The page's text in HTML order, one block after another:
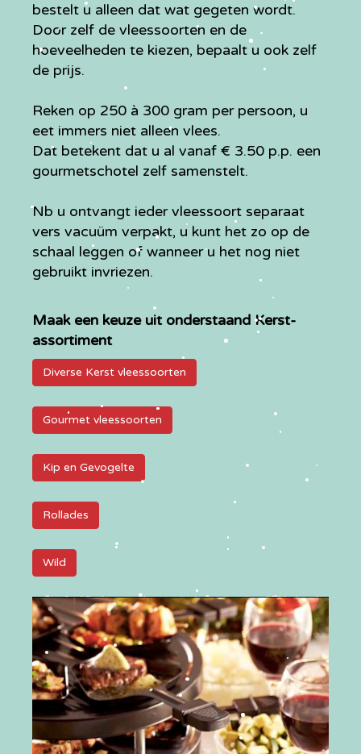
bestelt u alleen dat wat gegeten wordt.
Door zelf de vleessoorten en de
hoeveelheden te kiezen, bepaalt u ook zelf
de prijs.
Reken op 250 à 300 gram per persoon, u
eet immers niet alleen vlees.
Dat betekent dat u al vanaf € 3.50 p.p. een
gourmetschotel zelf samenstelt.
Nb u ontvangt ieder vleessoort separaat
vers vacuüm verpakt, u kunt het zo op de
schaal leggen of wanneer u het nog niet
gebruikt invriezen.
Maak een keuze uit onderstaand Kerst-
assortiment
Diverse Kerst vleessoorten
Gourmet vleessoorten
Kip en Gevogelte
Rollades
Wild